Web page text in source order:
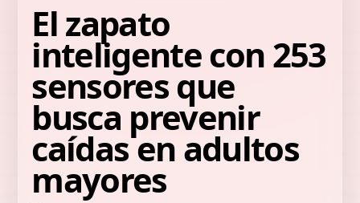
El zapato
inteligente con 253
sensores que
busca prevenir
caídas en adultos
mayores